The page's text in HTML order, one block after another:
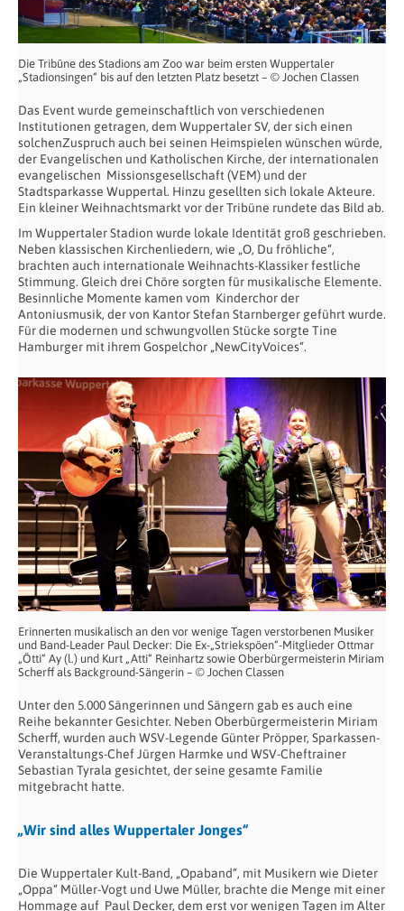
Die Tribüne des Stadions am Zoo war beim ersten Wuppertaler
„Stadionsingen“ bis auf den letzten Platz besetzt – © Jochen Classen
Das Event wurde gemeinschaftlich von verschiedenen
Institutionen getragen, dem Wuppertaler SV, der sich einen
solchenZuspruch auch bei seinen Heimspielen wünschen würde,
der Evangelischen und Katholischen Kirche, der internationalen
evangelischen Missionsgesellschaft (VEM) und der
Stadtsparkasse Wuppertal. Hinzu gesellten sich lokale Akteure.
Ein kleiner Weihnachtsmarkt vor der Tribüne rundete das Bild ab.
Im Wuppertaler Stadion wurde lokale Identität groß geschrieben.
Neben klassischen Kirchenliedern, wie „O, Du fröhliche“,
brachten auch internationale Weihnachts-Klassiker festliche
Stimmung. Gleich drei Chöre sorgten für musikalische Elemente.
Besinnliche Momente kamen vom Kinderchor der
Antoniusmusik, der von Kantor Stefan Starnberger geführt wurde.
Für die modernen und schwungvollen Stücke sorgte Tine
Hamburger mit ihrem Gospelchor „NewCityVoices“.
Erinnerten musikalisch an den vor wenige Tagen verstorbenen Musiker
und Band-Leader Paul Decker: Die Ex-„Striekspöen“-Mitglieder Ottmar
„Ötti“ Ay (l.) und Kurt „Atti“ Reinhartz sowie Oberbürgermeisterin Miriam
Scherff als Background-Sängerin – © Jochen Classen
Unter den 5.000 Sängerinnen und Sängern gab es auch eine
Reihe bekannter Gesichter. Neben Oberbürgermeisterin Miriam
Scherff, wurden auch WSV-Legende Günter Pröpper, Sparkassen-
Veranstaltungs-Chef Jürgen Harmke und WSV-Cheftrainer
Sebastian Tyrala gesichtet, der seine gesamte Familie
mitgebracht hatte.
„Wir sind alles Wuppertaler Jonges“
Die Wuppertaler Kult-Band, „Opaband“, mit Musikern wie Dieter
„Oppa“ Müller-Vogt und Uwe Müller, brachte die Menge mit einer
Hommage auf Paul Decker, dem erst vor wenigen Tagen im Alter